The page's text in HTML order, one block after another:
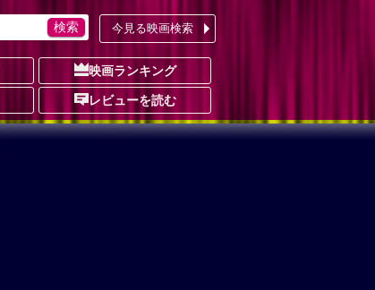
今見る映画検索
映画ランキング
レビューを読む